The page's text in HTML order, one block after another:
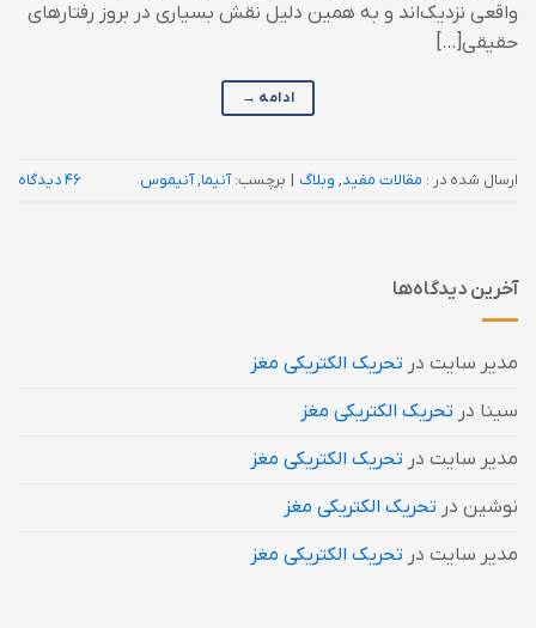
واقعی نزدیک‌اند و به همین دلیل نقش بسیاری در بروز رفتارهای
حقیقی[…]
ادامه →
ارسال شده در : مقالات مفید, وبلاگ | برچسب:آنیما,آنیموس 46 دیدگاه
آخرین دیدگاه‌ها
مدیر سایت در تحریک الکتریکی مغز
سینا در تحریک الکتریکی مغز
مدیر سایت در تحریک الکتریکی مغز
نوشین در تحریک الکتریکی مغز
مدیر سایت در تحریک الکتریکی مغز